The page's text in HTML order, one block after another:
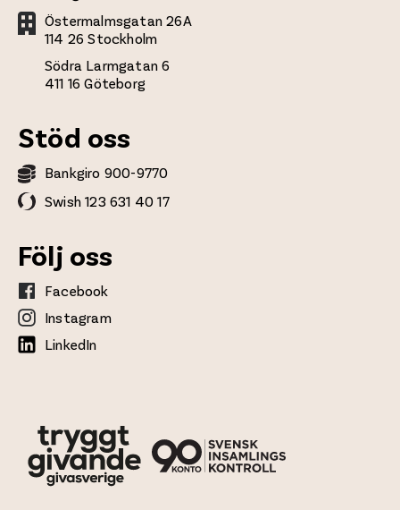
Östermalmsgatan 26A
114 26 Stockholm
Södra Larmgatan 6
411 16 Göteborg
Stöd oss
Bankgiro 900-9770
Swish 123 631 40 17
Följ oss
Facebook
Instagram
LinkedIn